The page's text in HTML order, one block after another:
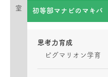
室
初等部マナビのマキバ
思考力育成
ピグマリオン学育